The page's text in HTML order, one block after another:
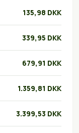
135,98 DKK
339,95 DKK
679,91 DKK
1.359,81 DKK
3.399,53 DKK